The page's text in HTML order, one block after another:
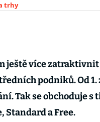
trhy
ještě více
podniků. Od
Tak se obchoduje s
Standard a Free.